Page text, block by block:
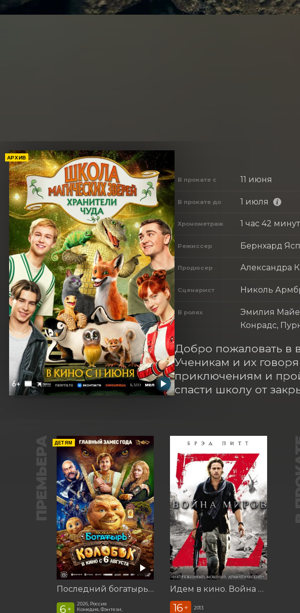
АРХИВ
В прокате с 11 июня
В прокате до 1 июля
Хронометраж 1 час 42
Режиссер Бернхард
Продюсер Александра
Сценарист Николь
В ролях
Эмилия
Конрадс,
​​Добро пожаловать в
Ученикам и их
приключениям и
спасти школу от
ПРЕМЬЕРА ДЕТЯМ
Последний богатырь. Колобок
6 +
2026, Россия
Комедия, Фэнтези,
Идем в кино. Война миров Z
16 + 2013
В